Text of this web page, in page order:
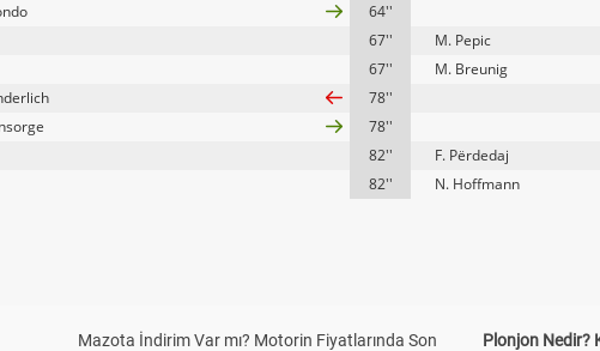
64''
67''
M. Pepic
67''
M. Breunig
78''
78''
82''
F. Përdedaj
82''
N. Hoffmann
Mazota İndirim Var mı? Motorin Fiyatlarında Son
Plonjon Nedir?